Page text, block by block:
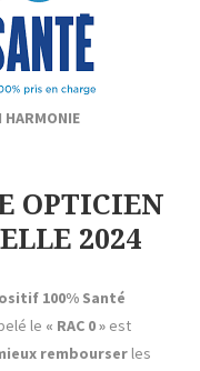
HARMONIE
OPTICIEN
2024
100% Santé
le « RAC 0 » est
rembourser les